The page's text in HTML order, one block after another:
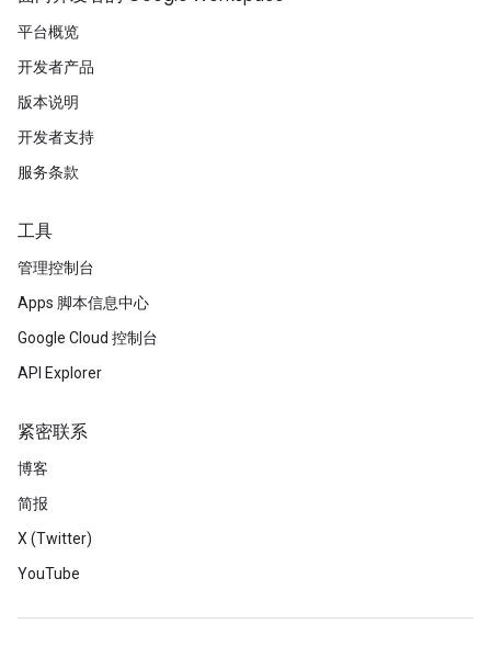
平台概览
开发者产品
版本说明
开发者支持
服务条款
工具
管理控制台
Apps 脚本信息中心
Google Cloud 控制台
API Explorer
紧密联系
博客
简报
X (Twitter)
YouTube